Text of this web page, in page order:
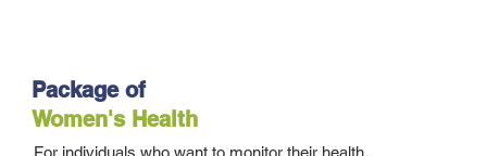
Package of
Women's Health
For individuals who want to monitor their health.